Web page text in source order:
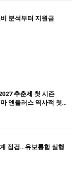
분석부터 지원금
추춘제 첫 시즌
앤틀러스 역사적 첫
점검…유보통합 실행